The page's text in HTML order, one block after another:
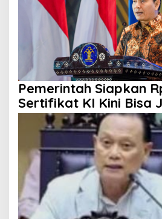
Pemerintah Siapkan
Sertifikat KI Kini Bisa
KUR